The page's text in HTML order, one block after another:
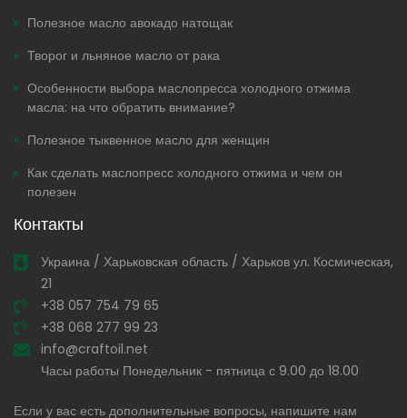
Полезное масло авокадо натощак
Творог и льняное масло от рака
Особенности выбора маслопресса холодного отжима
масла: на что обратить внимание?
Полезное тыквенное масло для женщин
Как сделать маслопресс холодного отжима и чем он
полезен
Контакты
Украина / Харьковская область / Харьков ул. Космическая,
21
+38 057 754 79 65
+38 068 277 99 23
info@craftoil.net
Часы работы Понедельник - пятница с 9.00 до 18.00
Если у вас есть дополнительные вопросы, напишите нам